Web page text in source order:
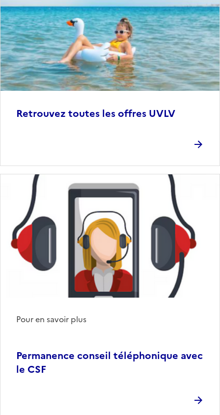
Retrouvez toutes les offres UVLV
Permanence conseil téléphonique avec
le CSF
Pour en savoir plus